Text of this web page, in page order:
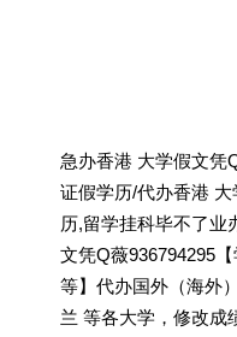
急办香港 大学假文凭
证假学历/代办香港
历,留学挂科毕不了业
文凭Q薇936794295
等】代办国外（海外
兰 等各大学，修改成